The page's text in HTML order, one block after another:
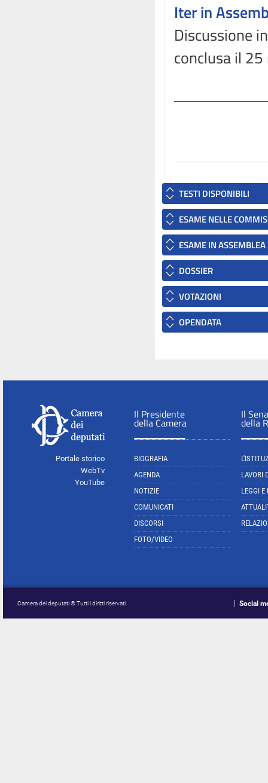
Iter in
Discussione
conclusa il
TESTI DISPONIBILI
ESAME NELLE
ESAME IN ASSEMBLEA
DOSSIER
VOTAZIONI
OPENDATA
Portale storico
WebTv
YouTube
Il Presidente
della Camera
BIOGRAFIA
AGENDA
NOTIZIE
COMUNICATI
DISCORSI
FOTO/VIDEO
Il
della
LAVORI
LEGGI E
Camera dei deputati © Tutti i diritti riservati Social